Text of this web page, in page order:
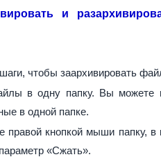
и
чтобы заархивировать
в одну папку. Вы можете
в одной папке.
кнопкой мыши папку,
«Сжать».